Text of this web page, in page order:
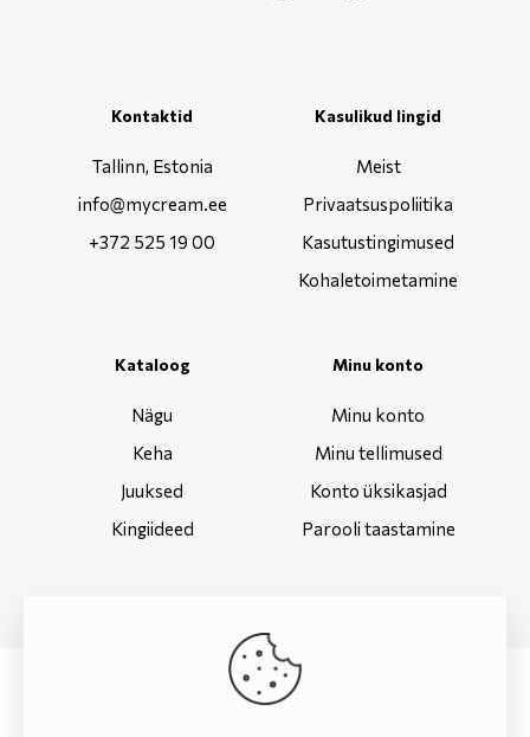
Kontaktid
Tallinn, Estonia
info@mycream.ee
+372 525 19 00
Kasulikud lingid
Meist
Privaatsuspoliitika
Kasutustingimused
Kohaletoimetamine
Kataloog
Nägu
Keha
Juuksed
Kingiideed
Minu konto
Minu konto
Minu tellimused
Konto üksikasjad
Parooli taastamine
© 2022 www.mycream.ee | Kõik õigused kaitstud. |